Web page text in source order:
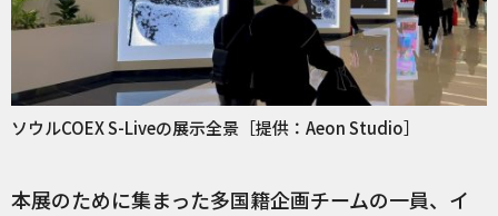
ソウルCOEX S-Liveの展示全景［提供：Aeon Studio］
本展のために集まった多国籍企画チームの一員、イ